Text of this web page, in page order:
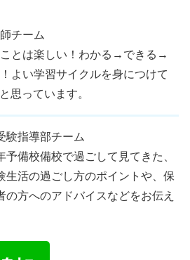
チーム
とは楽しい！わかる→できる→
よい学習サイクルを身につけて
思っています。
験指導部チーム
予備校備校で過ごして見てきた、
生活の過ごし方のポイントや、保
の方へのアドバイスなどをお伝え